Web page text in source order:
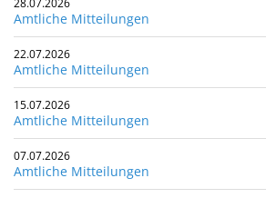
28.07.2026
Amtliche Mitteilungen
22.07.2026
Amtliche Mitteilungen
15.07.2026
Amtliche Mitteilungen
07.07.2026
Amtliche Mitteilungen